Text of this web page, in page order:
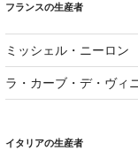
フランスの生産者
ミッシェル・ニーロン
ラ・カーブ・デ・ヴィ
イタリアの生産者